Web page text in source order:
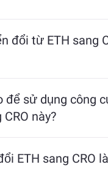
đổi từ ETH sang
lấy ETH. Tỷ giá
cung và cầu, và
để sử dụng công
này?
CRO ước tính mà
ETH sang CRO